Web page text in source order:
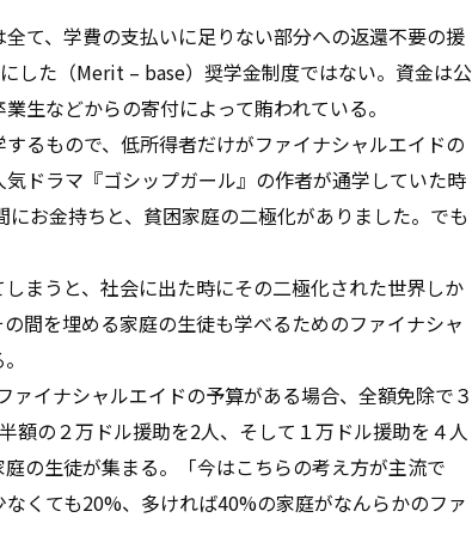
て、学費の支払いに足りない部分への返還不要の援
した（Merit – base）奨学金制度ではない。資金は公
生などからの寄付によって賄われている。
るもので、低所得者だけがファイナシャルエイドの
ドラマ『ゴシップガール』の作者が通学していた時
お金持ちと、貧困家庭の二極化がありました。でも
まうと、社会に出た時にその二極化された世界しか
間を埋める家庭の生徒も学べるためのファイナシャ
イナシャルエイドの予算がある場合、全額免除で３
額の２万ドル援助を2人、そして１万ドル援助を４人
の生徒が集まる。「今はこちらの考え方が主流で
くても20%、多ければ40%の家庭がなんらかのファ